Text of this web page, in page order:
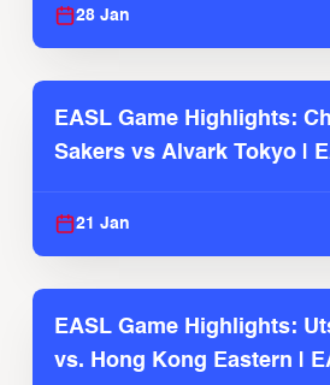
28 Jan
EASL Game Highlights:
Sakers vs Alvark Tokyo |
21 Jan
EASL Game Highlights:
vs. Hong Kong Eastern |